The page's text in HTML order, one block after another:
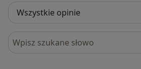
Szukaj w opiniach